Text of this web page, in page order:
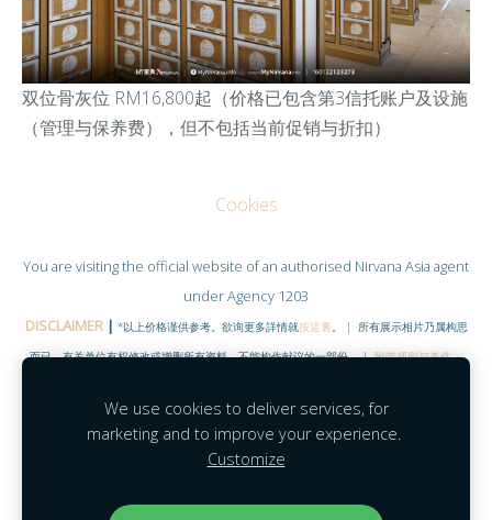
双位骨灰位 RM16,800起 （价格已包含第3信托账户及设施
（管理与保养费），但不包括当前促销与折扣）
Cookies
You are visiting the official website of an authorised Nirvana Asia agent
under Agency 1203
DISCLAIMER| *以上价格谨供参考。欲询更多詳情就按這裏。 | 所有展示相片乃属构思
而已，有关单位有权修改或增删所有资料。不能构作献议的一部份。 |附带规则与条件。
Facebook |Contact
Agent Portal |Mobility
Feedback
We use cookies to deliver services, for
marketing and to improve your experience.
Customize